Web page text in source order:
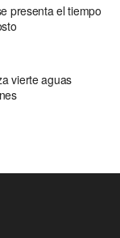
presenta el tiempo
vierte aguas